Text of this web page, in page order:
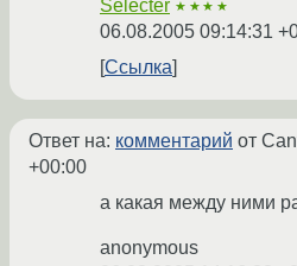
Selecter ★★★★
06.08.2005 09:14:31
Ссылка
Ответ на: комментарий от
+00:00
а какая между ними
anonymous